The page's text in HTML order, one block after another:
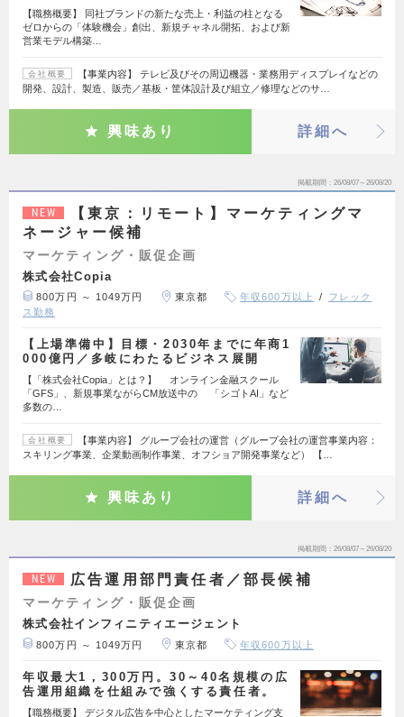
【職務概要】 同社ブランドの新たな売上・利益の柱となる
ゼロからの「体験機会」創出、新規チャネル開拓、および新
営業モデル構築…
会社概要
【事業内容】 テレビ及びその周辺機器・業務用ディスプレイなどの
開発、設計、製造、販売／基板・筐体設計及び組立／修理などのサ…
興味あり 詳細へ
掲載期間 26/08/07～26/08/20
NEW
【東京：リモート】マーケティングマ
ネージャー候補
マーケティング・販促企画
株式会社Copia
800万円 ～ 1049万円 東京都 年収600万以上
フレック
ス勤務
【上場準備中】目標・2030年までに年商1
000億円／多岐にわたるビジネス展開
【「株式会社Copia」とは？】 オンライン金融スクール
「GFS」、新規事業ながらCM放送中の 「シゴトAI」など
多数の…
会社概要
【事業内容】 グループ会社の運営（グループ会社の運営事業内容：
スキリング事業、企業動画制作事業、オフショア開発事業など） 【…
興味あり 詳細へ
掲載期間 26/08/07～26/08/20
NEW 広告運用部門責任者／部長候補
マーケティング・販促企画
株式会社インフィニティエージェント
800万円 ～ 1049万円 東京都 年収600万以上
年収最大1，300万円。30～40名規模の広
告運用組織を仕組みで強くする責任者。
【職務概要】 デジタル広告を中心としたマーケティング支